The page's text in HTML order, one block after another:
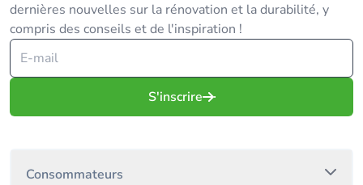
dernières nouvelles sur la rénovation et la durabilité, y
compris des conseils et de l'inspiration !
S'inscrire
Consommateurs